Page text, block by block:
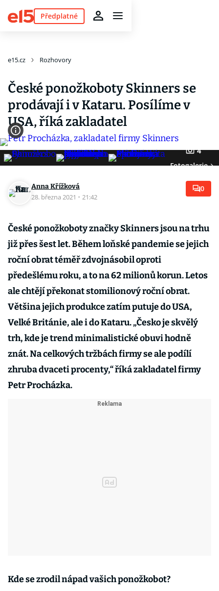
Předplatné
e15.cz Rozhovory
České ponožkoboty Skinners se
prodávají i v Kataru. Posílíme v
USA, říká zakladatel
4
Fotogalerie
Anna Křížková
28. března 2021 · 21:42
0
České ponožkoboty značky Skinners jsou na trhu
již přes šest let. Během loňské pandemie se jejich
roční obrat téměř zdvojnásobil oproti
předešlému roku, a to na 62 milionů korun. Letos
ale chtějí překonat stomilionový roční obrat.
Většina jejich produkce zatím putuje do USA,
Velké Británie, ale i do Kataru. „Česko je skvělý
trh, kde je trend minimalistické obuvi hodně
znát. Na celkových tržbách firmy se ale podílí
zhruba dvaceti procenty,“ říká zakladatel firmy
Petr Procházka.
Kde se zrodil nápad vašich ponožkobot?